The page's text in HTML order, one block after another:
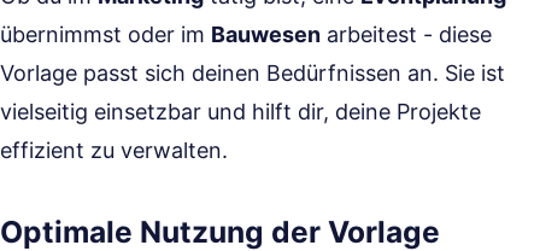
übernimmst oder im Bauwesen arbeitest - diese
Vorlage passt sich deinen Bedürfnissen an. Sie ist
vielseitig einsetzbar und hilft dir, deine Projekte
effizient zu verwalten.
Optimale Nutzung der Vorlage